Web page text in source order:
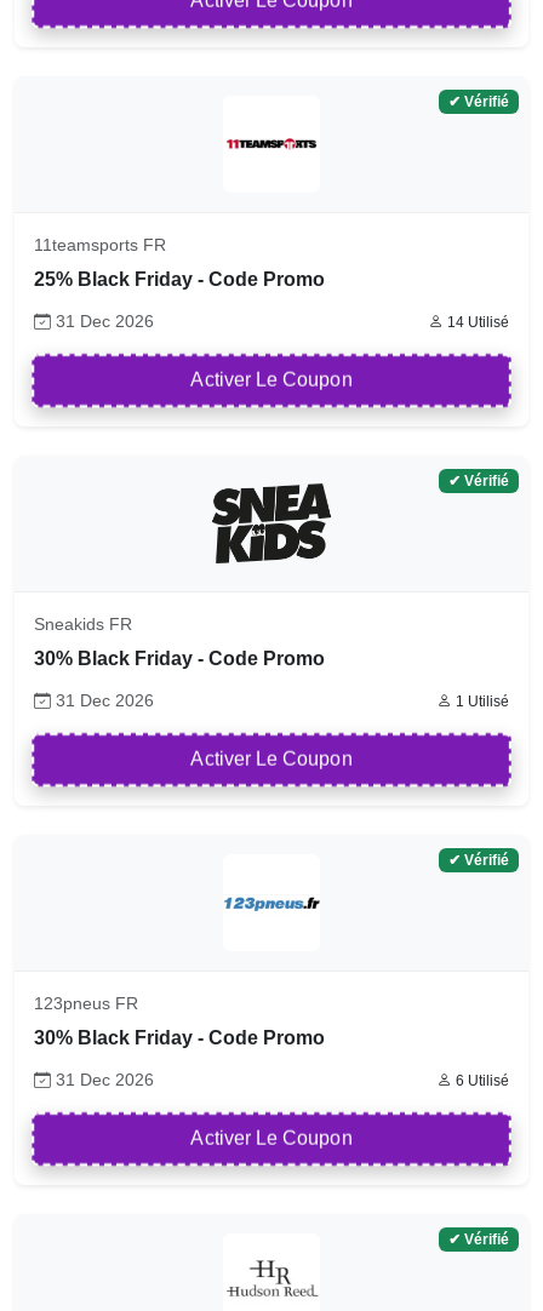
✔ Vérifié
11teamsports FR
25% Black Friday - Code Promo
31 Dec 2026 14 Utilisé
Activer Le Coupon
✔ Vérifié
Sneakids FR
30% Black Friday - Code Promo
31 Dec 2026 1 Utilisé
Activer Le Coupon
✔ Vérifié
123pneus FR
30% Black Friday - Code Promo
31 Dec 2026 6 Utilisé
Activer Le Coupon
✔ Vérifié